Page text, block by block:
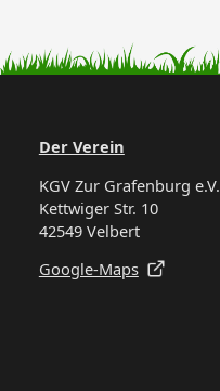
Der Verein
KGV Zur Grafenburg e.V.
Kettwiger Str. 10
42549 Velbert
Google-Maps